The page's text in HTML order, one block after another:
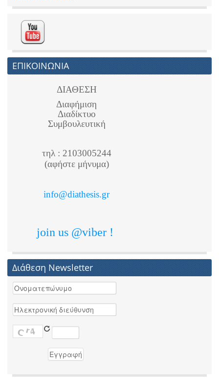
ΕΠΙΚΟΙΝΩΝΙΑ
ΔΙΑΘΕΣΗ
Διαφήμιση
Διαδίκτυο
Συμβουλευτική
τηλ : 2103005244
(αφήστε μήνυμα)
info@diathesis.gr
join us @viber !
Διάθεση Newsletter